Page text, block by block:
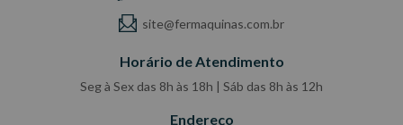
A conexão incorreta dos cabos de bateria para fazer a ligação de
Não fume e/ou não deixe a bateria perto de matérias inflamáveis.
Utilize somente baterias de mesma voltagem.
site@fermaquinas.com.br
Horário de Atendimento
Seg à Sex das 8h às 18h | Sáb das 8h às 12h
Endereço